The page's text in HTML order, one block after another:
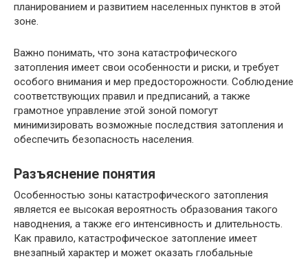
планированием и развитием населенных пунктов в этой
зоне.
Важно понимать, что зона катастрофического
затопления имеет свои особенности и риски, и требует
особого внимания и мер предосторожности. Соблюдение
соответствующих правил и предписаний, а также
грамотное управление этой зоной помогут
минимизировать возможные последствия затопления и
обеспечить безопасность населения.
Разъяснение понятия
Особенностью зоны катастрофического затопления
является ее высокая вероятность образования такого
наводнения, а также его интенсивность и длительность.
Как правило, катастрофическое затопление имеет
внезапный характер и может оказать глобальные